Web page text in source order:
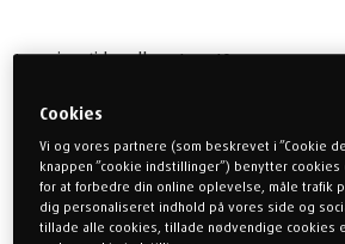
Leveringstid mellem 1 og 10 uger
leveringstiden ofte være 2 uger eller under.
Hvis du ønsker leveringstiden oplyst på
kontakte os via kontaktformularen
19.999,00 kr
Cookies
Vi og vores partnere (som beskrevet i ”Cookie
knappen ”cookie indstillinger”) benytter cookies
for at forbedre din online oplevelse, måle trafik
dig personaliseret indhold på vores side og
tillade alle cookies, tillade nødvendige cookies